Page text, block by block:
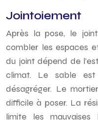
Jointoiement
Après la pose, le
combler les espaces
du joint dépend de
climat. Le sable est
désagréger. Le
difficile à poser. La
limite les